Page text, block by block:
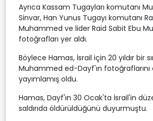
Ayrıca Kassam Tugayları komutanı
Sinvar, Han Yunus Tugayı komutanı
Muhammed ve lider Raid Sabit Ebu
fotoğrafları yer aldı.
Böylece Hamas, İsrail için 20 yıldır bir
Muhammed ed-Dayf'ın fotoğraflarını
yayımlamış oldu.
Hamas, Dayf'ın 30 Ocak'ta İsrail'in
saldırıda öldürüldüğünü duyurmuştu.